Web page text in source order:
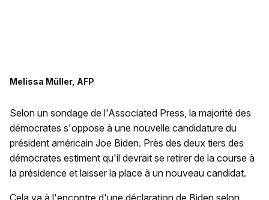
Melissa Müller, AFP
Selon un sondage de l'Associated Press, la majorité des
démocrates s'oppose à une nouvelle candidature du
président américain Joe Biden. Près des deux tiers des
démocrates estiment qu'il devrait se retirer de la course à
la présidence et laisser la place à un nouveau candidat.